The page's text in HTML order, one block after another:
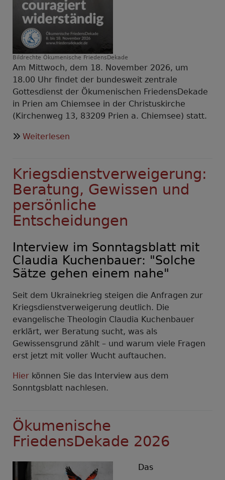
Bildrechte Ökumenische FriedensDekade
Am Mittwoch, dem 18. November 2026, um
18.00 Uhr findet der bundesweit zentrale
Gottesdienst der Ökumenischen FriedensDekade
in Prien am Chiemsee in der Christuskirche
(Kirchenweg 13, 83209 Prien a. Chiemsee) statt.
Weiterlesen
der
Ökumenischen
FriedensDekade
2026
in
am
Chiemsee
Kriegsdienstverweigerung:
Beratung, Gewissen und
persönliche
Entscheidungen
Interview im Sonntagsblatt mit
Claudia Kuchenbauer: "Solche
Sätze gehen einem nahe"
Seit dem Ukrainekrieg steigen die Anfragen zur
Kriegsdienstverweigerung deutlich. Die
evangelische Theologin Claudia Kuchenbauer
erklärt, wer Beratung sucht, was als
Gewissensgrund zählt – und warum viele Fragen
erst jetzt mit voller Wucht auftauchen.
Hier können Sie das Interview aus dem
Sonntgsblatt nachlesen.
Ökumenische
FriedensDekade 2026
Das